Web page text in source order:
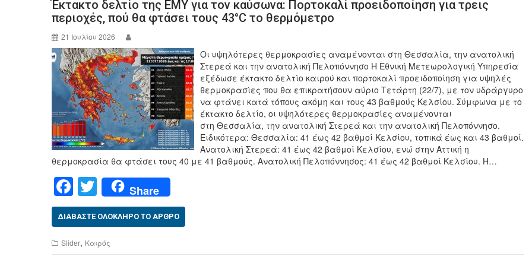
Έκτακτο δελτίο της ΕΜΥ για τον καύσωνα: Πορτοκαλί προειδοποίηση για τρεις
περιοχές, πού θα φτάσει τους 43°C το θερμόμετρο
21 Ιουλίου 2026
Οι υψηλότερες θερμοκρασίες αναμένονται στη Θεσσαλία, την ανατολική
Στερεά και την ανατολική Πελοπόννησο Η Εθνική Μετεωρολογική Υπηρεσία
εξέδωσε έκτακτο δελτίο καιρού και πορτοκαλί προειδοποίηση για υψηλές
θερμοκρασίες που θα επικρατήσουν αύριο Τετάρτη (22/7), με τον υδράργυρο
να φτάνει κατά τόπους ακόμη και τους 43 βαθμούς Κελσίου. Σύμφωνα με το
έκτακτο δελτίο, οι υψηλότερες θερμοκρασίες αναμένονται
στη Θεσσαλία, την ανατολική Στερεά και την ανατολική Πελοπόννησο.
Ειδικότερα: Θεσσαλία: 41 έως 42 βαθμοί Κελσίου, τοπικά έως και 43 βαθμοί.
Ανατολική Στερεά: 41 έως 42 βαθμοί Κελσίου, ενώ στην Αττική η
θερμοκρασία θα φτάσει τους 40 με 41 βαθμούς. Ανατολική Πελοπόννησος: 41 έως 42 βαθμοί Κελσίου. Η…
F
a
c
e
T
wi
tt
er
Share
ΔΙΑΒΆΣΤΕ ΟΛΌΚΛΗΡΟ ΤΟ ΆΡΘΡΟ
Slider, Καιρός